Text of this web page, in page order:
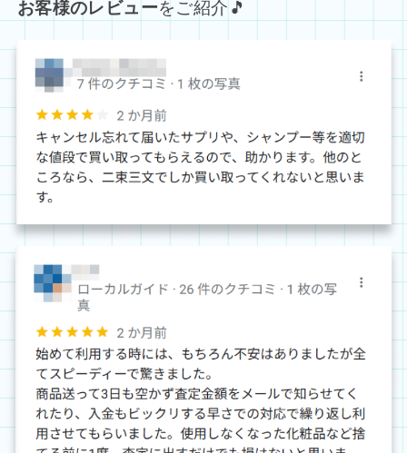
お客様のレビューをご紹介🎵